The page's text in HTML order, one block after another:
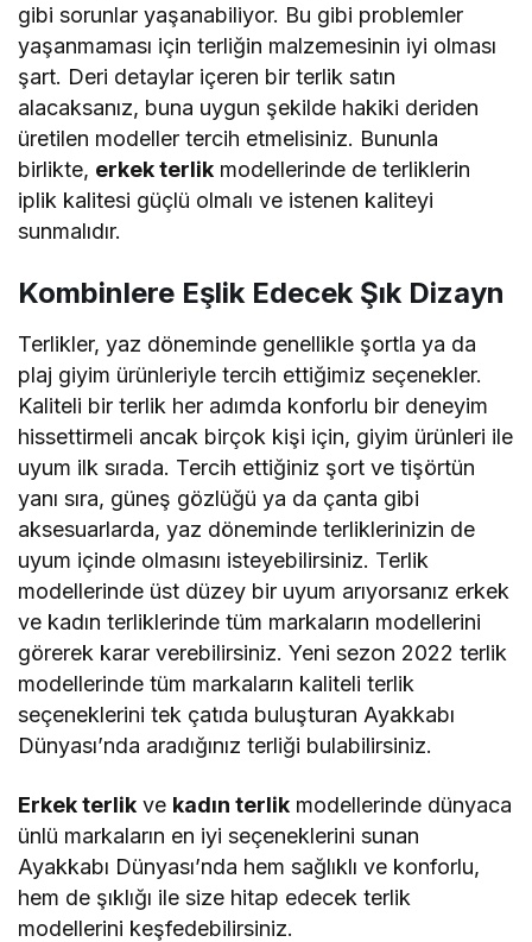
gibi sorunlar yaşanabiliyor. Bu gibi problemler
yaşanmaması için terliğin malzemesinin iyi olması
şart. Deri detaylar içeren bir terlik satın
alacaksanız, buna uygun şekilde hakiki deriden
üretilen modeller tercih etmelisiniz. Bununla
birlikte, erkek terlik modellerinde de terliklerin
iplik kalitesi güçlü olmalı ve istenen kaliteyi
sunmalıdır.
Kombinlere Eşlik Edecek Şık Dizayn
Terlikler, yaz döneminde genellikle şortla ya da
plaj giyim ürünleriyle tercih ettiğimiz seçenekler.
Kaliteli bir terlik her adımda konforlu bir deneyim
hissettirmeli ancak birçok kişi için, giyim ürünleri ile
uyum ilk sırada. Tercih ettiğiniz şort ve tişörtün
yanı sıra, güneş gözlüğü ya da çanta gibi
aksesuarlarda, yaz döneminde terliklerinizin de
uyum içinde olmasını isteyebilirsiniz. Terlik
modellerinde üst düzey bir uyum arıyorsanız erkek
ve kadın terliklerinde tüm markaların modellerini
görerek karar verebilirsiniz. Yeni sezon 2022 terlik
modellerinde tüm markaların kaliteli terlik
seçeneklerini tek çatıda buluşturan Ayakkabı
Dünyası’nda aradığınız terliği bulabilirsiniz.
Erkek terlik ve kadın terlik modellerinde dünyaca
ünlü markaların en iyi seçeneklerini sunan
Ayakkabı Dünyası’nda hem sağlıklı ve konforlu,
hem de şıklığı ile size hitap edecek terlik
modellerini keşfedebilirsiniz.